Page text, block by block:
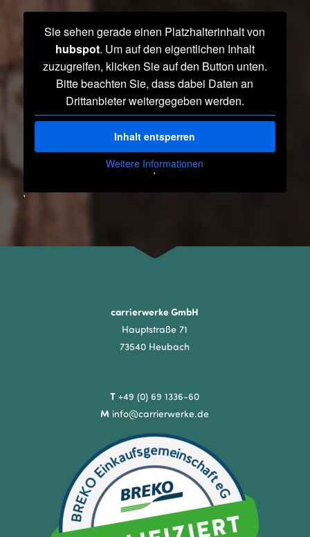
Sie sehen gerade einen Platzhalterinhalt von
hubspot. Um auf den eigentlichen Inhalt
zuzugreifen, klicken Sie auf den Button unten.
Bitte beachten Sie, dass dabei Daten an
Drittanbieter weitergegeben werden.
Inhalt entsperren
Weitere Informationen
'
'
carrierwerke GmbH
Hauptstraße 71
73540 Heubach
T +49 (0) 69 1336-60
M info@carrierwerke.de